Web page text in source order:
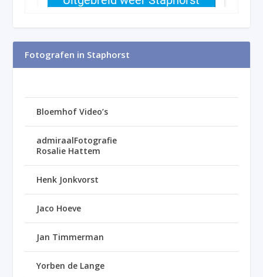
Fotografen in Staphorst
Bloemhof Video’s
admiraalFotografie
Rosalie Hattem
Henk Jonkvorst
Jaco Hoeve
Jan Timmerman
Yorben de Lange